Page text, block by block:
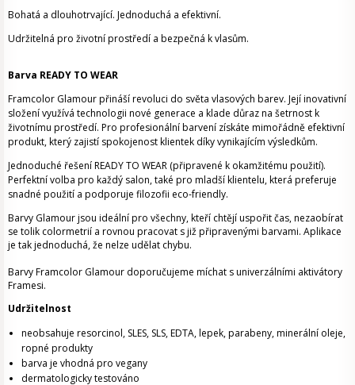
Bohatá a dlouhotrvající. Jednoduchá a efektivní.
Udržitelná pro životní prostředí a bezpečná k vlasům.
Barva READY TO WEAR
Framcolor Glamour přináší revoluci do světa vlasových barev. Její inovativní
složení využívá technologii nové generace a klade důraz na šetrnost k
životnímu prostředí. Pro profesionální barvení získáte mimořádně efektivní
produkt, který zajistí spokojenost klientek díky vynikajícím výsledkům.
Jednoduché řešení READY TO WEAR (připravené k okamžitému použití).
Perfektní volba pro každý salon, také pro mladší klientelu, která preferuje
snadné použití a podporuje filozofii eco-friendly.
Barvy Glamour jsou ideální pro všechny, kteří chtějí uspořit čas, nezaobírat
se tolik colormetrií a rovnou pracovat s již připravenými barvami. Aplikace
je tak jednoduchá, že nelze udělat chybu.
Barvy Framcolor Glamour doporučujeme míchat s univerzálními aktivátory
Framesi.
Udržitelnost
neobsahuje resorcinol, SLES, SLS, EDTA, lepek, parabeny, minerální oleje,
ropné produkty
barva je vhodná pro vegany
dermatologicky testováno